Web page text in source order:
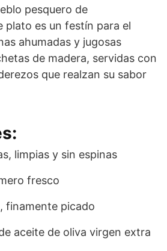
pesquero de
plato es un festín para el
ahumadas y jugosas
de madera, servidas con
que realzan su sabor
limpias y sin espinas
fresco
finamente picado
aceite de oliva virgen extra